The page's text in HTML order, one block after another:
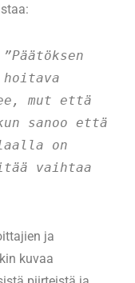
mut että
sanoo että
on
vaihtaa
ja
kuvaa